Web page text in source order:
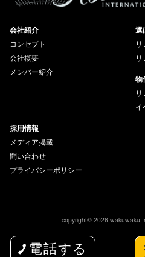
電話する
会社紹介
コンセプト
会社概要
メンバー紹介
選
物
イ
採用情報
メディア掲載
問い合わせ
プライバシーポリシー
copyright© 2026 wakuwaku